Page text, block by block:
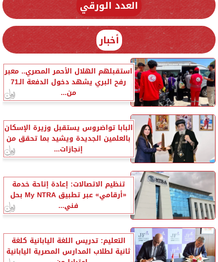
العدد الورقي
أخبار
استقبلهم الهلال الأحمر المصري.. معبر
رفح البري يشهد دخول الدفعة الـ71
من...
البابا تواضروس يستقبل وزيرة الإسكان
بالعلمين الجديدة ويشيد بما تحقق من
إنجازات...
تنظيم الاتصالات: إعادة إتاحة خدمة
«أرقامي» عبر تطبيق My NTRA بحل
فني...
التعليم: تدريس اللغة اليابانية كلغة
ثانية لطلاب المدارس المصرية اليابانية